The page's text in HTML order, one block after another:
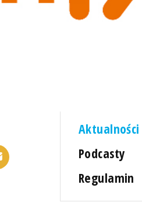
Aktualności
Podcasty
Regulamin